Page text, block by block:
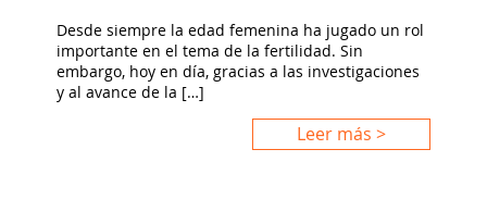
Desde siempre la edad femenina ha jugado un rol
importante en el tema de la fertilidad. Sin
embargo, hoy en día, gracias a las investigaciones
y al avance de la […]
Leer más >